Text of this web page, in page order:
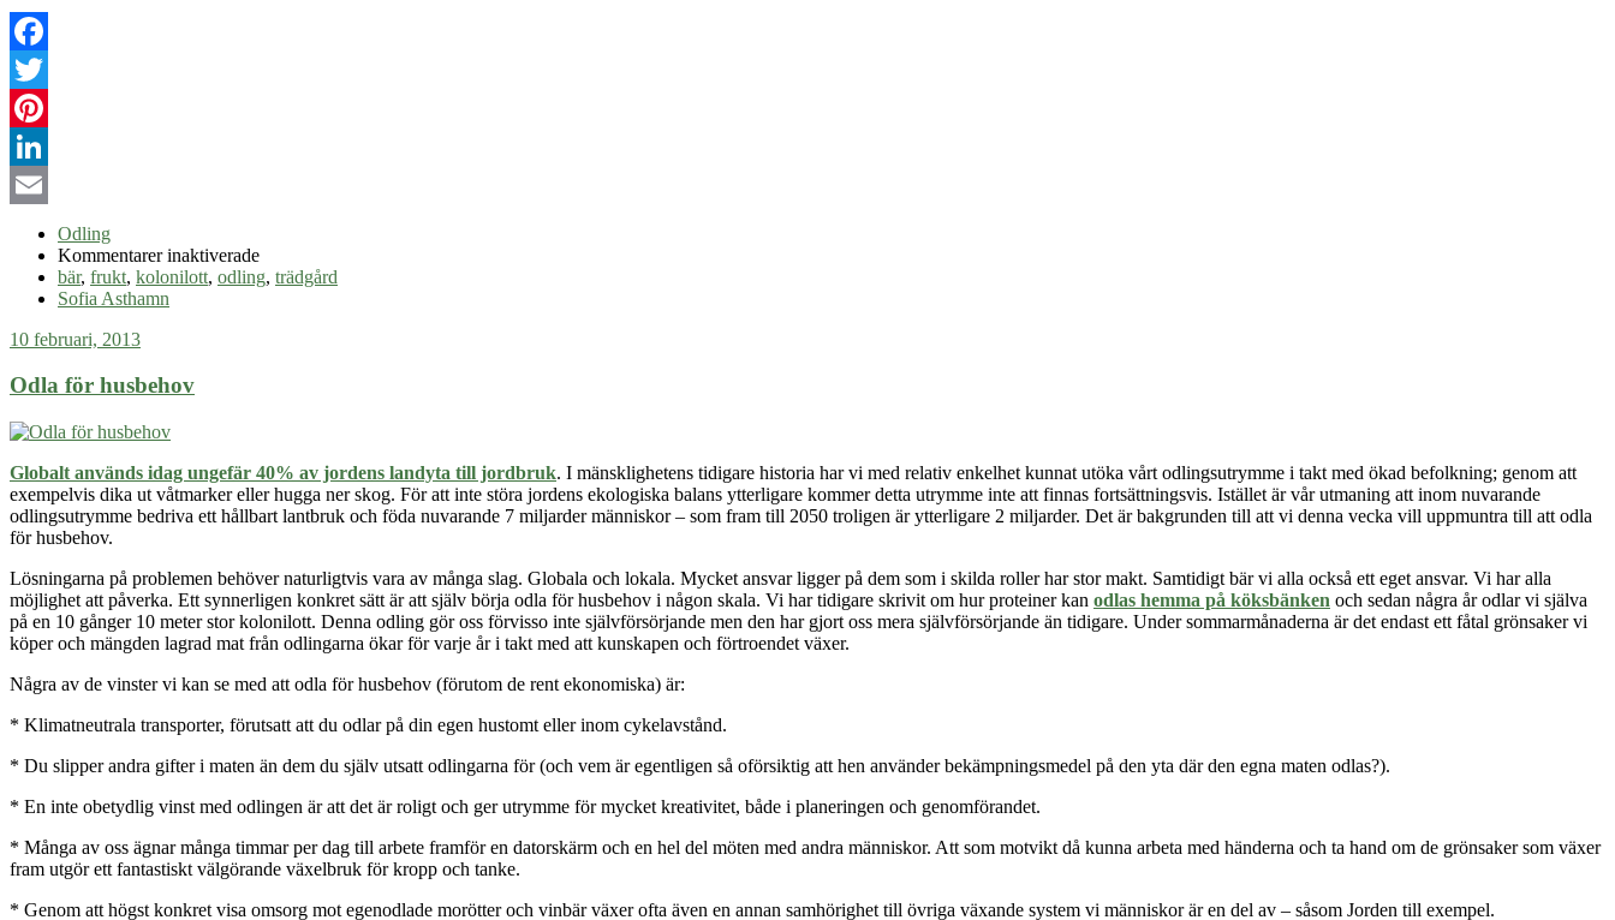
Facebook
Twitter
Pinterest
LinkedIn
Odling
Kommentarer inaktiveradeför
Odlingsvärd
bär, frukt, kolonilott, odling, trädgård
Sofia Asthamn
10 februari, 2013
Odla för husbehov
Globalt används idag ungefär 40% av jordens landyta till jordbruk. I mänsklighetens tidigare historia har vi med relativ enkelhet kunnat utöka vårt odlingsutrymme i takt med ökad befolkning; genom att
exempelvis dika ut våtmarker eller hugga ner skog. För att inte störa jordens ekologiska balans ytterligare kommer detta utrymme inte att finnas fortsättningsvis. Istället är vår utmaning att inom nuvarande
odlingsutrymme bedriva ett hållbart lantbruk och föda nuvarande 7 miljarder människor – som fram till 2050 troligen är ytterligare 2 miljarder. Det är bakgrunden till att vi denna vecka vill uppmuntra till att odla
för husbehov.
Lösningarna på problemen behöver naturligtvis vara av många slag. Globala och lokala. Mycket ansvar ligger på dem som i skilda roller har stor makt. Samtidigt bär vi alla också ett eget ansvar. Vi har alla
möjlighet att påverka. Ett synnerligen konkret sätt är att själv börja odla för husbehov i någon skala. Vi har tidigare skrivit om hur proteiner kan odlas hemma på köksbänken och sedan några år odlar vi själva
på en 10 gånger 10 meter stor kolonilott. Denna odling gör oss förvisso inte självförsörjande men den har gjort oss mera självförsörjande än tidigare. Under sommarmånaderna är det endast ett fåtal grönsaker vi
köper och mängden lagrad mat från odlingarna ökar för varje år i takt med att kunskapen och förtroendet växer.
Några av de vinster vi kan se med att odla för husbehov (förutom de rent ekonomiska) är:
* Klimatneutrala transporter, förutsatt att du odlar på din egen hustomt eller inom cykelavstånd.
* Du slipper andra gifter i maten än dem du själv utsatt odlingarna för (och vem är egentligen så oförsiktig att hen använder bekämpningsmedel på den yta där den egna maten odlas?).
* En inte obetydlig vinst med odlingen är att det är roligt och ger utrymme för mycket kreativitet, både i planeringen och genomförandet.
* Många av oss ägnar många timmar per dag till arbete framför en datorskärm och en hel del möten med andra människor. Att som motvikt då kunna arbeta med händerna och ta hand om de grönsaker som växer
fram utgör ett fantastiskt välgörande växelbruk för kropp och tanke.
* Genom att högst konkret visa omsorg mot egenodlade morötter och vinbär växer ofta även en annan samhörighet till övriga växande system vi människor är en del av – såsom Jorden till exempel.